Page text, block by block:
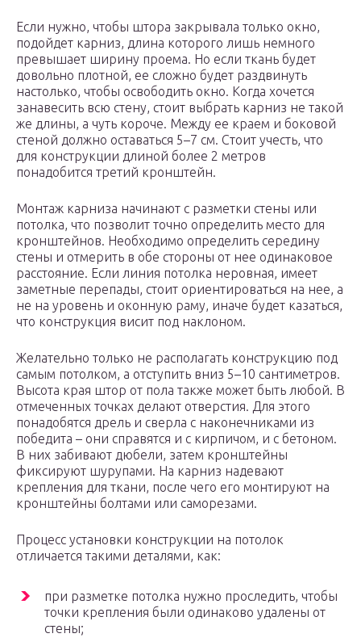
Если нужно, чтобы штора закрывала только окно,
подойдет карниз, длина которого лишь немного
превышает ширину проема. Но если ткань будет
довольно плотной, ее сложно будет раздвинуть
настолько, чтобы освободить окно. Когда хочется
занавесить всю стену, стоит выбрать карниз не такой
же длины, а чуть короче. Между ее краем и боковой
стеной должно оставаться 5–7 см. Стоит учесть, что
для конструкции длиной более 2 метров
понадобится третий кронштейн.
Монтаж карниза начинают с разметки стены или
потолка, что позволит точно определить место для
кронштейнов. Необходимо определить середину
стены и отмерить в обе стороны от нее одинаковое
расстояние. Если линия потолка неровная, имеет
заметные перепады, стоит ориентироваться на нее, а
не на уровень и оконную раму, иначе будет казаться,
что конструкция висит под наклоном.
Желательно только не располагать конструкцию под
самым потолком, а отступить вниз 5–10 сантиметров.
Высота края штор от пола также может быть любой. В
отмеченных точках делают отверстия. Для этого
понадобятся дрель и сверла с наконечниками из
победита – они справятся и с кирпичом, и с бетоном.
В них забивают дюбели, затем кронштейны
фиксируют шурупами. На карниз надевают
крепления для ткани, после чего его монтируют на
кронштейны болтами или саморезами.
Процесс установки конструкции на потолок
отличается такими деталями, как:
при разметке потолка нужно проследить, чтобы
точки крепления были одинаково удалены от
стены;